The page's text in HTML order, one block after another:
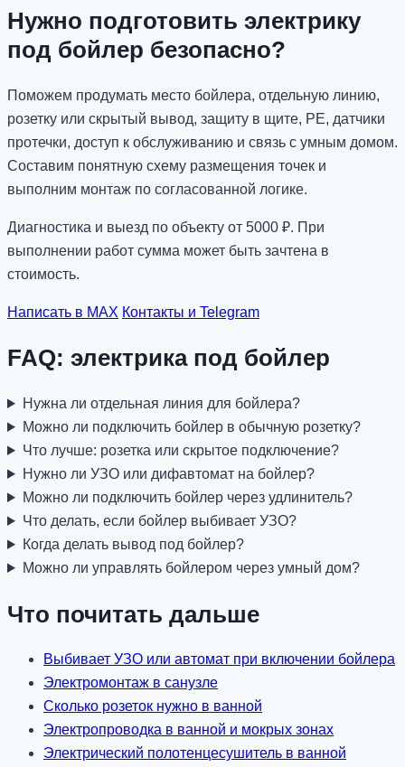
Нужно подготовить электрику
под бойлер безопасно?
Поможем продумать место бойлера, отдельную линию,
розетку или скрытый вывод, защиту в щите, PE, датчики
протечки, доступ к обслуживанию и связь с умным домом.
Составим понятную схему размещения точек и
выполним монтаж по согласованной логике.
Диагностика и выезд по объекту от 5000 ₽. При
выполнении работ сумма может быть зачтена в
стоимость.
Написать в MAX Контакты и Telegram
FAQ: электрика под бойлер
Нужна ли отдельная линия для бойлера?
Можно ли подключить бойлер в обычную розетку?
Что лучше: розетка или скрытое подключение?
Нужно ли УЗО или дифавтомат на бойлер?
Можно ли подключить бойлер через удлинитель?
Что делать, если бойлер выбивает УЗО?
Когда делать вывод под бойлер?
Можно ли управлять бойлером через умный дом?
Что почитать дальше
Выбивает УЗО или автомат при включении бойлера
Электромонтаж в санузле
Сколько розеток нужно в ванной
Электропроводка в ванной и мокрых зонах
Электрический полотенцесушитель в ванной